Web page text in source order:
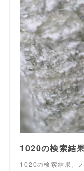
1020の検索結
1020の検索結果。